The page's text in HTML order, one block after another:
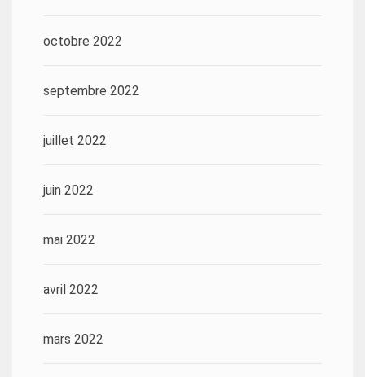
octobre 2022
septembre 2022
juillet 2022
juin 2022
mai 2022
avril 2022
mars 2022